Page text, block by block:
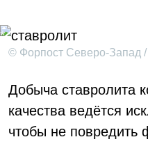
© Форпост Северо-Запад
Добыча ставролита
качества ведётся
чтобы не повредить